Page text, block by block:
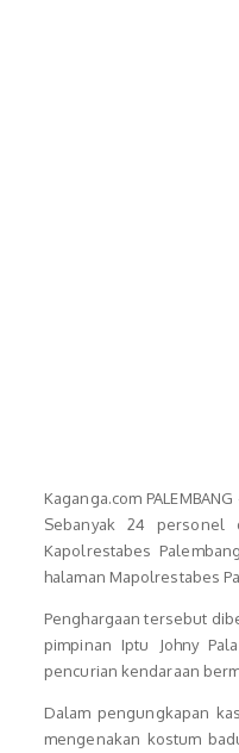
Kaganga.com
Sebanyak 24 personel
Kapolrestabes
halaman Mapolrestabes
Penghargaan tersebut
pimpinan Iptu Johny
pencurian kendaraan
Dalam pengungkapan
mengenakan kostum